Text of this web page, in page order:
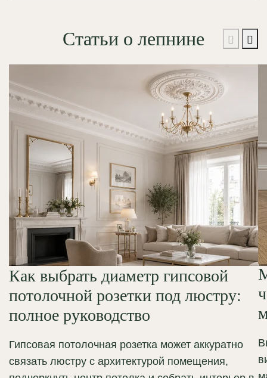
Статьи о лепнине
Как выбрать диаметр гипсовой
потолочной розетки под люстру:
полное руководство
Гипсовая потолочная розетка может аккуратно
связать люстру с архитектурой помещения,